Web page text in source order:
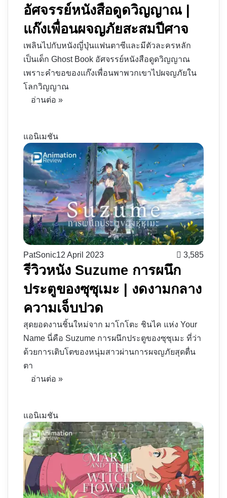
อัศจรรย์หนังสือดูดวิญญาณ​ |
แก๊งเพื่อนผจญภัยสะสมปีศาจ
เพลินไปกับหนังญี่ปุ่นแฟนตาซีและมีตัวละครหลัก
เป็นเด็ก Ghost Book อัศจรรย์หนังสือดูดวิญญาณ
เพราะคำขอของแก๊งเพื่อน​พาพวกเขาไปผจญภัยใน
โลกวิญญาณ
อ่านต่อ »
แอนิเมชัน
PatSonic12 April 2023 3,585
รีวิวหนัง Suzume การผนึก
ประตูของซุซุเมะ | งดงามกลาง
ความเจ็บปวด
สุดยอดงานชิ้นใหม่จาก มาโกโตะ ชินไค แห่ง Your
Name นี่คือ Suzume การผนึกประตูของซุซุเมะ ที่ว่า
ด้วยการเติบโตของหนุ่มสาวผ่านการผจญภัยสุดตื่น
ตา
อ่านต่อ »
แอนิเมชัน